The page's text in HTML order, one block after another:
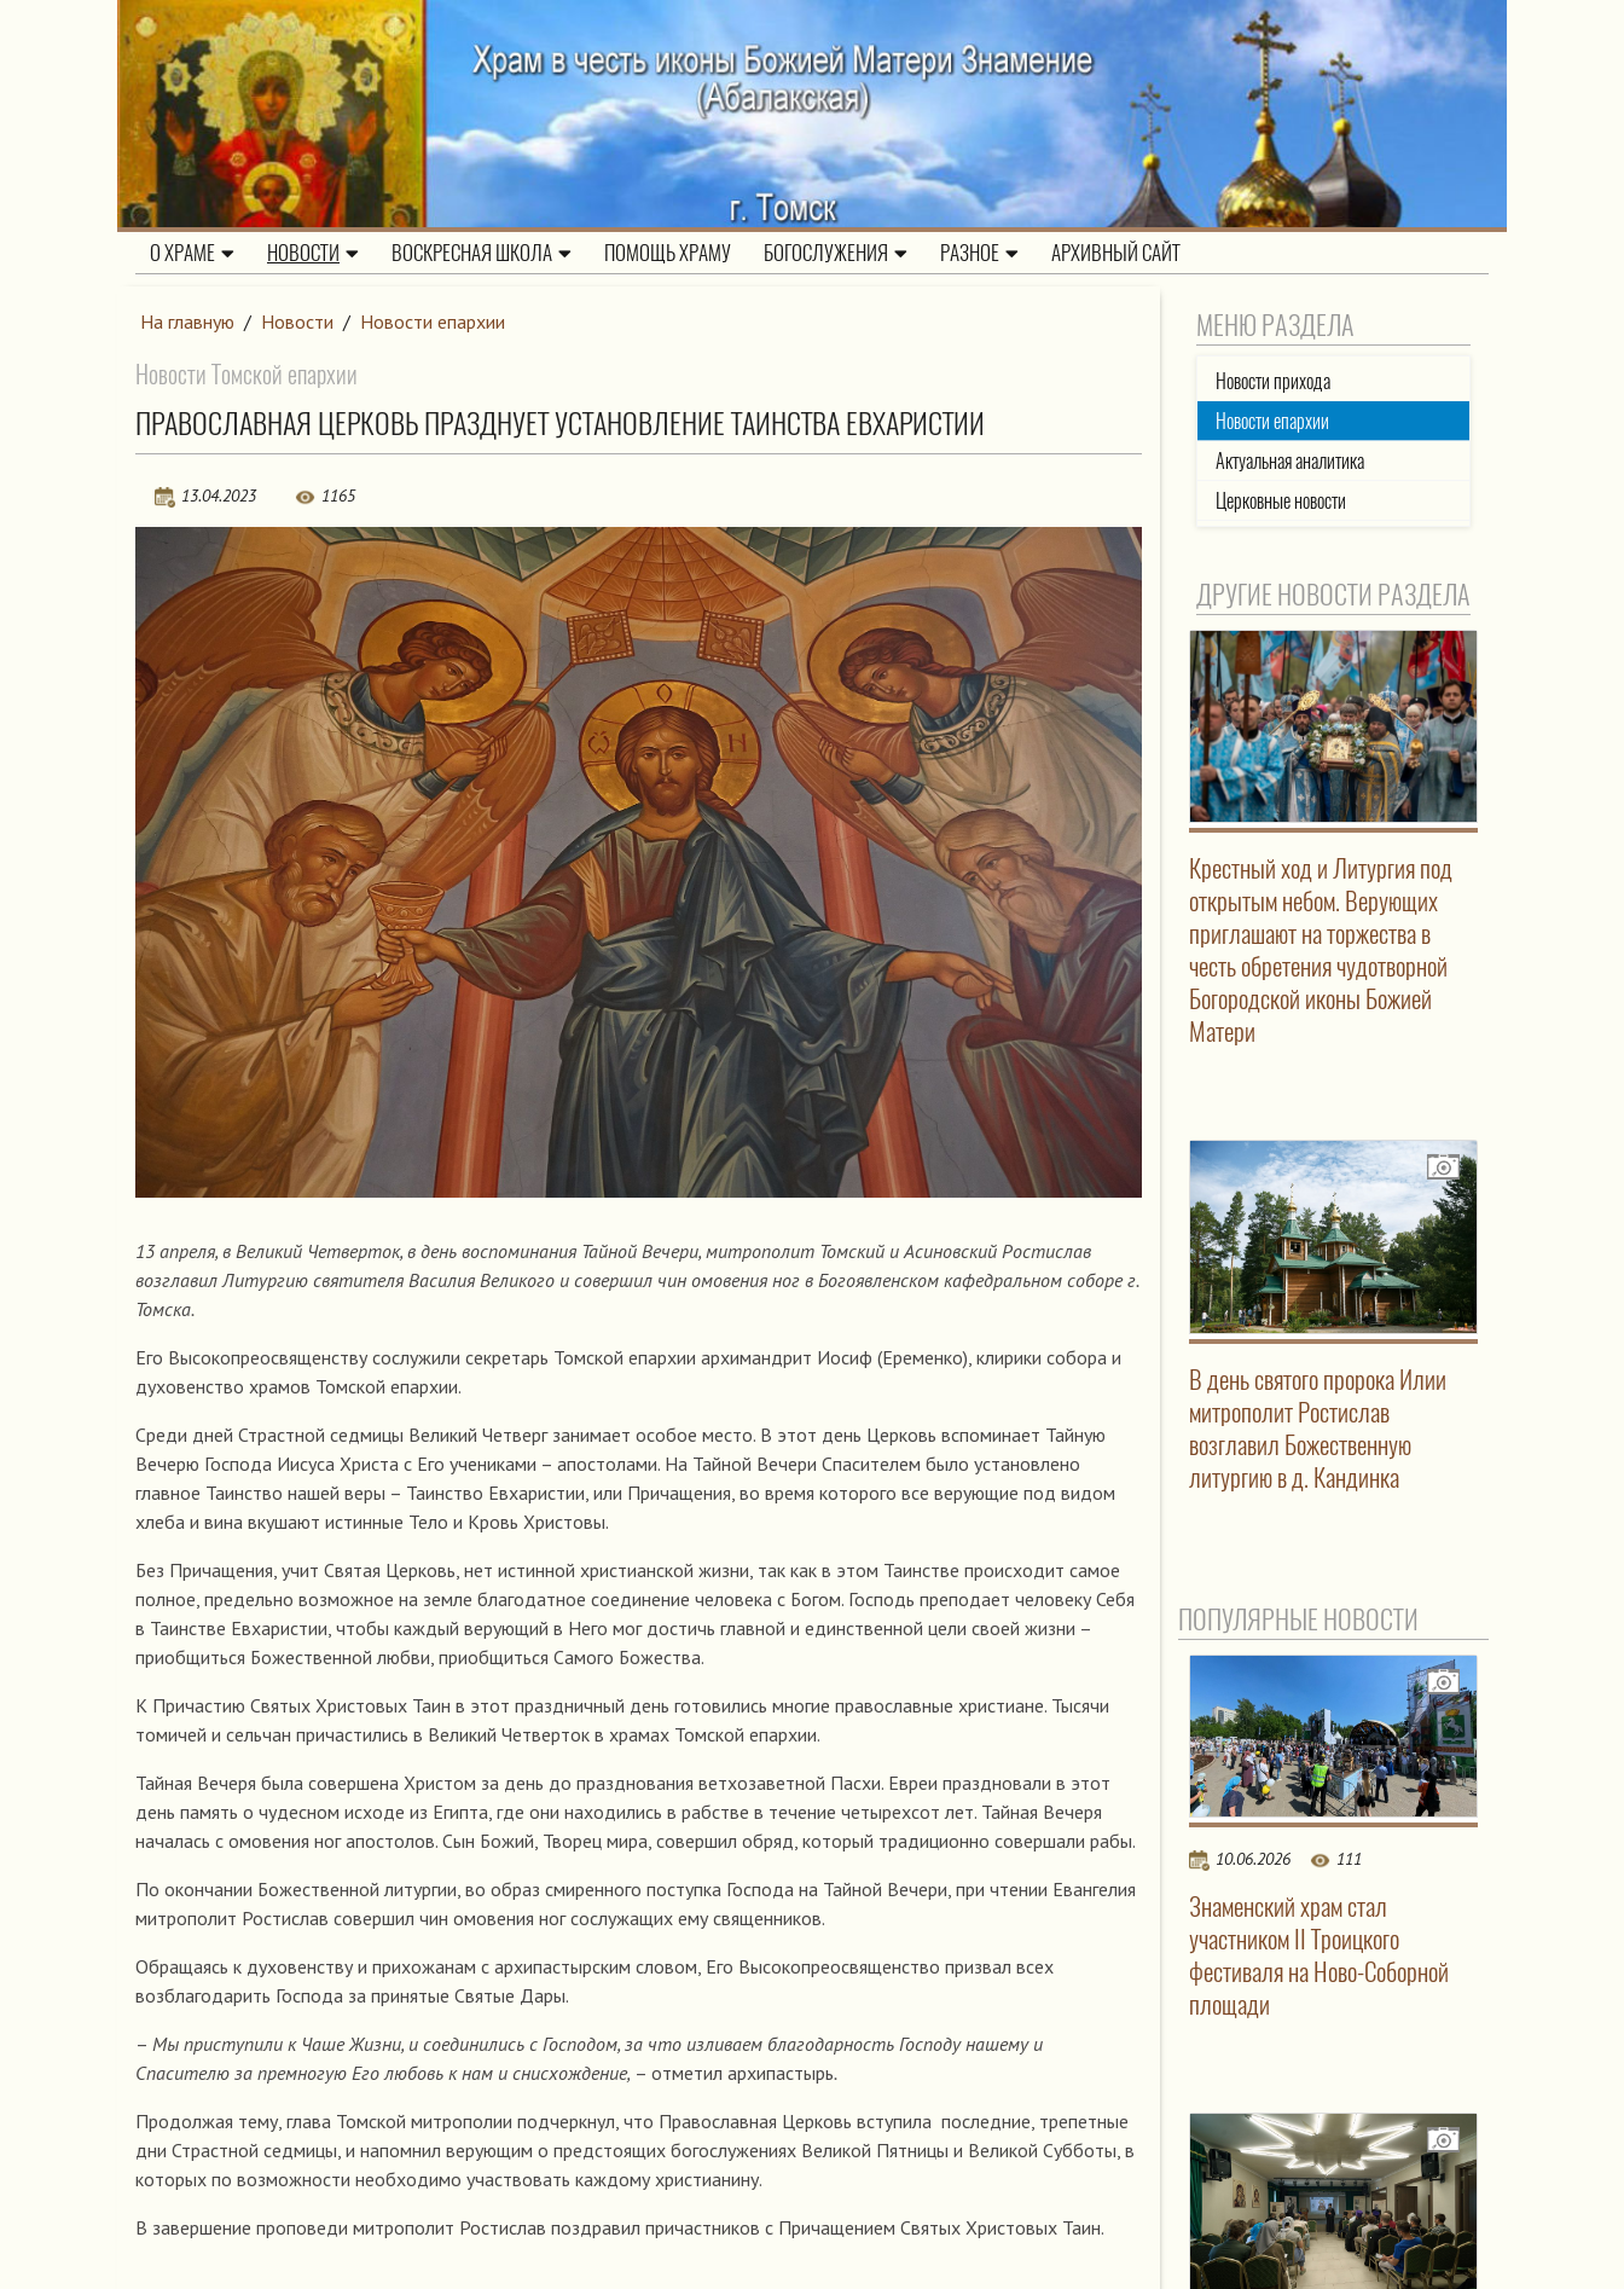
О ХРАМЕ НОВОСТИ ВОСКРЕСНАЯ ШКОЛА ПОМОЩЬ ХРАМУ БОГОСЛУЖЕНИЯ РАЗНОЕ АРХИВНЫЙ САЙТ
На главную / Новости / Новости епархии
Новости Томской епархии
ПРАВОСЛАВНАЯ ЦЕРКОВЬ ПРАЗДНУЕТ УСТАНОВЛЕНИЕ ТАИНСТВА ЕВХАРИСТИИ
13.04.2023 1165
13 апреля, в Великий Четверток, в день воспоминания Тайной Вечери, митрополит Томский и Асиновский Ростислав
возглавил Литургию святителя Василия Великого и совершил чин омовения ног в Богоявленском кафедральном соборе г.
Томска.
Его Высокопреосвященству сослужили секретарь Томской епархии архимандрит Иосиф (Еременко), клирики собора и
духовенство храмов Томской епархии.
Среди дней Страстной седмицы Великий Четверг занимает особое место. В этот день Церковь вспоминает Тайную
Вечерю Господа Иисуса Христа с Его учениками – апостолами. На Тайной Вечери Спасителем было установлено
главное Таинство нашей веры – Таинство Евхаристии, или Причащения, во время которого все верующие под видом
хлеба и вина вкушают истинные Тело и Кровь Христовы.
Без Причащения, учит Святая Церковь, нет истинной христианской жизни, так как в этом Таинстве происходит самое
полное, предельно возможное на земле благодатное соединение человека с Богом. Господь преподает человеку Себя
в Таинстве Евхаристии, чтобы каждый верующий в Него мог достичь главной и единственной цели своей жизни –
приобщиться Божественной любви, приобщиться Самого Божества.
К Причастию Святых Христовых Таин в этот праздничный день готовились многие православные христиане. Тысячи
томичей и сельчан причастились в Великий Четверток в храмах Томской епархии.
Тайная Вечеря была совершена Христом за день до празднования ветхозаветной Пасхи. Евреи праздновали в этот
день память о чудесном исходе из Египта, где они находились в рабстве в течение четырехсот лет. Тайная Вечеря
началась с омовения ног апостолов. Сын Божий, Творец мира, совершил обряд, который традиционно совершали рабы.
По окончании Божественной литургии, во образ смиренного поступка Господа на Тайной Вечери, при чтении Евангелия
митрополит Ростислав совершил чин омовения ног сослужащих ему священников.
Обращаясь к духовенству и прихожанам с архипастырским словом, Его Высокопреосвященство призвал всех
возблагодарить Господа за принятые Святые Дары.
– Мы приступили к Чаше Жизни, и соединились с Господом, за что изливаем благодарность Господу нашему и
Спасителю за премногую Его любовь к нам и снисхождение, – отметил архипастырь.
Продолжая тему, глава Томской митрополии подчеркнул, что Православная Церковь вступила последние, трепетные
дни Страстной седмицы, и напомнил верующим о предстоящих богослужениях Великой Пятницы и Великой Субботы, в
которых по возможности необходимо участвовать каждому христианину.
В завершение проповеди митрополит Ростислав поздравил причастников с Причащением Святых Христовых Таин.
МЕНЮ РАЗДЕЛА
Новости прихода
Новости епархии
Актуальная аналитика
Церковные новости
ДРУГИЕ НОВОСТИ РАЗДЕЛА
Крестный ход и Литургия под
открытым небом. Верующих
приглашают на торжества в
честь обретения чудотворной
Богородской иконы Божией
Матери
В день святого пророка Илии
митрополит Ростислав
возглавил Божественную
литургию в д. Кандинка
ПОПУЛЯРНЫЕ НОВОСТИ
10.06.2026 111
Знаменский храм стал
участником II Троицкого
фестиваля на Ново-Соборной
площади